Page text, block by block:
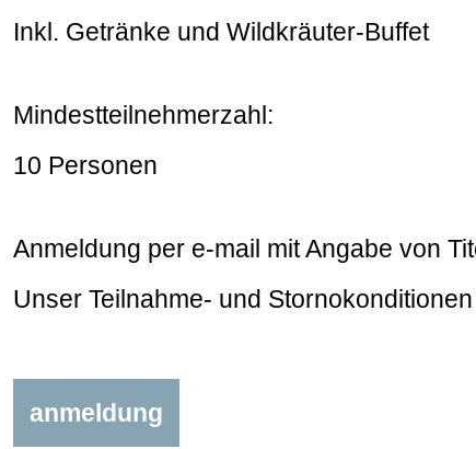
Inkl. Getränke und Wildkräuter-Buffet
Mindestteilnehmerzahl:
10 Personen
Anmeldung per e-mail mit Angabe von
Unser Teilnahme- und
anmeldung